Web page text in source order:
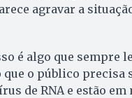
agravar a
é algo que sempre
que o público precisa
de RNA e estão em